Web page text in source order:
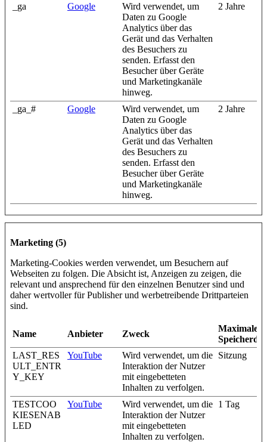
_ga
Google
Wird verwendet, um
Daten zu Google
Analytics über das
Gerät und das Verhalten
des Besuchers zu
senden. Erfasst den
Besucher über Geräte
und Marketingkanäle
hinweg.
2 Jahre
_ga_# Google
Wird verwendet, um
Daten zu Google
Analytics über das
Gerät und das Verhalten
des Besuchers zu
senden. Erfasst den
Besucher über Geräte
und Marketingkanäle
hinweg.
2 Jahre
Marketing (5)
Marketing-Cookies werden verwendet, um Besuchern auf
Webseiten zu folgen. Die Absicht ist, Anzeigen zu zeigen, die
relevant und ansprechend für den einzelnen Benutzer sind und
daher wertvoller für Publisher und werbetreibende Drittparteien
sind.
Name Anbieter Zweck
Maximale
LAST_RES
ULT_ENTR
Y_KEY
YouTube
Wird verwendet, um die
Interaktion der Nutzer
mit eingebetteten
Inhalten zu verfolgen.
Sitzung
TESTCOO
KIESENAB
LED
YouTube
Wird verwendet, um die
Interaktion der Nutzer
mit eingebetteten
Inhalten zu verfolgen.
1 Tag